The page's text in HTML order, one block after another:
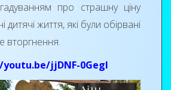
про страшну ціну
дитячі життя, які були обірвані
вторгнення.
jjDNF-0GegI